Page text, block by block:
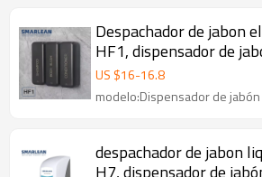
Despachador de jabon
HF1, dispensador de
automatico
US $16-16.8
modelo:Dispensador de jabón
despachador de jabon
H7, dispensador de